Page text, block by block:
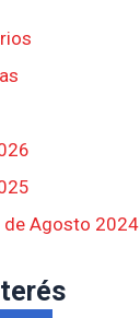
de Agosto 2024